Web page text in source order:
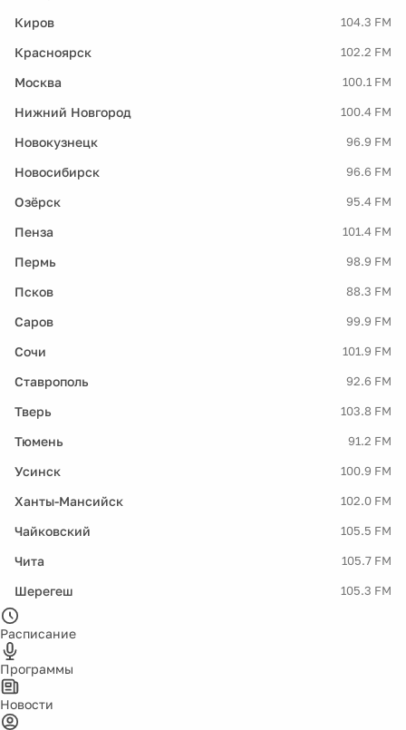
Киров 104.3 FM
Красноярск 102.2 FM
Москва 100.1 FM
Нижний Новгород 100.4 FM
Новокузнецк 96.9 FM
Новосибирск 96.6 FM
Озёрск 95.4 FM
Пенза 101.4 FM
Пермь 98.9 FM
Псков 88.3 FM
Саров 99.9 FM
Сочи 101.9 FM
Ставрополь 92.6 FM
Тверь 103.8 FM
Тюмень 91.2 FM
Усинск 100.9 FM
Ханты-Мансийск 102.0 FM
Чайковский 105.5 FM
Чита 105.7 FM
Шерегеш 105.3 FM
Расписание
Программы
Новости